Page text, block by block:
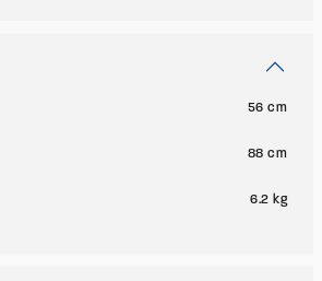
56 cm
88 cm
6.2 kg